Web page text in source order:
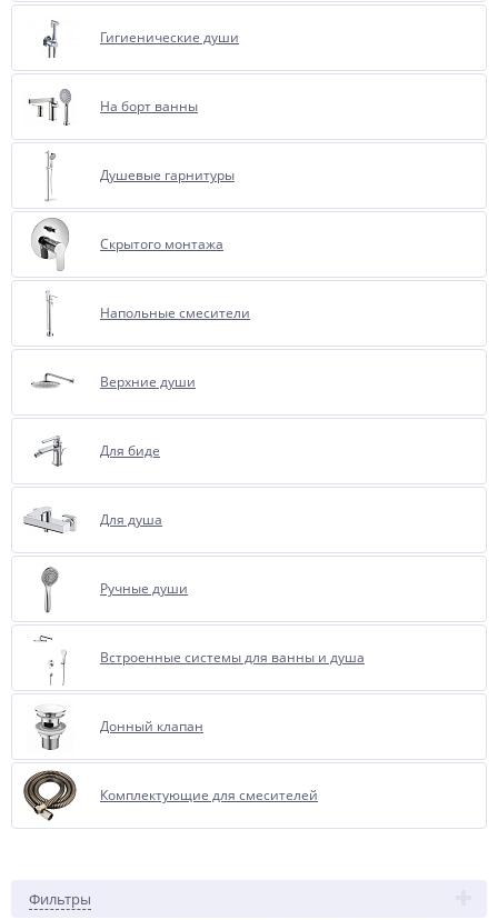
Гигиенические души
На борт ванны
Душевые гарнитуры
Скрытого монтажа
Напольные смесители
Верхние души
Для биде
Для душа
Ручные души
Встроенные системы для ванны и душа
Донный клапан
Комплектующие для смесителей
Фильтры